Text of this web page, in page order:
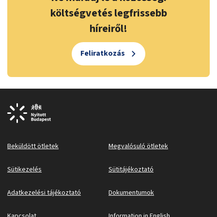
költségvetés legfrissebb
híreiről!
Feliratkozás
Beküldött ötletek Megvalósuló ötletek
Sütikezelés Sütitájékoztató
Adatkezelési tájékoztató Dokumentumok